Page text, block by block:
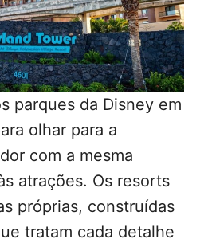
parques da Disney em
olhar para a
com a mesma
atrações. Os resorts
próprias, construídas
tratam cada detalhe